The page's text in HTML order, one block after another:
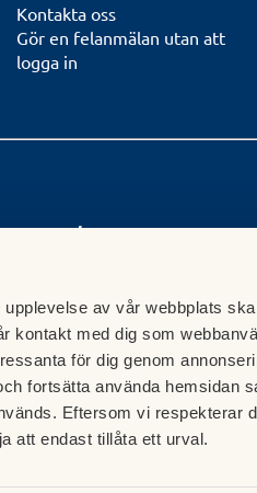
av vår webbplats
kontakt med dig som
för dig genom
fortsätta använda hemsidan
Eftersom vi respekterar
att endast tillåta ett urval.
Kontakta oss
Gör en felanmälan utan att
logga in
Postadress